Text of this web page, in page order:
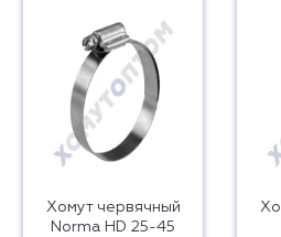
Хомут червячный
Norma HD 25-45